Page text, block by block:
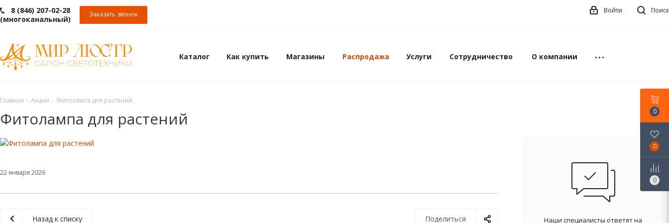
8 (846) 207-02-28
(многоканальный)
Заказать звонок Поиск
Войти
Каталог Как купить Магазины Распродажа Услуги Сотрудничество О компании
Главная - Акции - Фитолампа для растений
Фитолампа для растений
22 января 2026
Наши специалисты ответят на
Поделиться
Назад к списку
0
0
0